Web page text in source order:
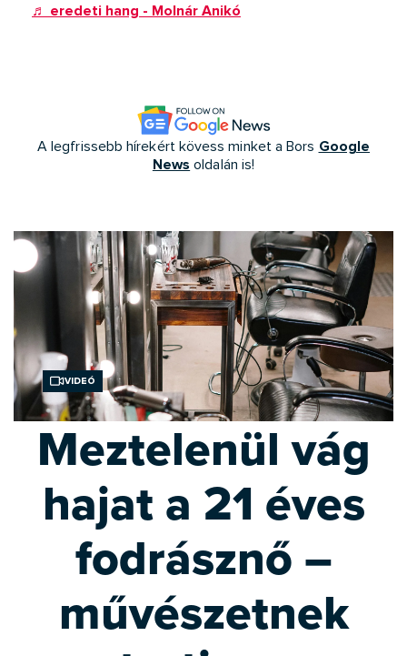
♬ eredeti hang - Molnár Anikó
A legfrissebb hírekért kövess minket a Bors Google
News oldalán is!
Videó
Meztelenül vág
hajat a 21 éves
fodrásznő –
művészetnek